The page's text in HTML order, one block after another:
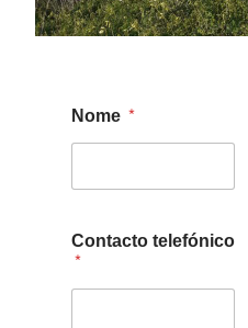
Nome *
Contacto telefónico
*